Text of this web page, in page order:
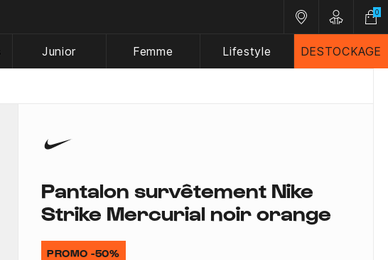
Nos magasins
Customer
0
Junior Femme Lifestyle DESTOCKAGE
Pantalon survêtement Nike
Strike Mercurial noir orange
PROMO -50%